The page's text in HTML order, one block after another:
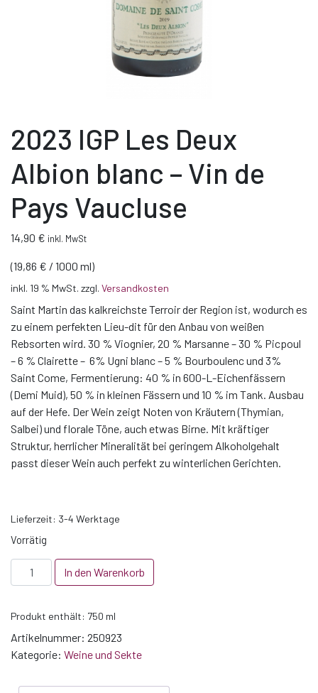
2023 IGP Les Deux
Albion blanc – Vin de
Pays Vaucluse
14,90 € inkl. MwSt
(19,86 € / 1000 ml)
inkl. 19 % MwSt. zzgl. Versandkosten
Saint Martin das kalkreichste Terroir der Region ist, wodurch es
zu einem perfekten Lieu-dit für den Anbau von weißen
Rebsorten wird. 30 % Viognier, 20 % Marsanne – 30 % Picpoul
– 6 % Clairette – 6% Ugni blanc – 5 % Bourboulenc und 3%
Saint Come, Fermentierung: 40 % in 600-L-Eichenfässern
(Demi Muid), 50 % in kleinen Fässern und 10 % im Tank. Ausbau
auf der Hefe. Der Wein zeigt Noten von Kräutern (Thymian,
Salbei) und florale Töne, auch etwas Birne. Mit kräftiger
Struktur, herrlicher Mineralität bei geringem Alkoholgehalt
passt dieser Wein auch perfekt zu winterlichen Gerichten.
Lieferzeit: 3-4 Werktage
Vorrätig
2023
IGP
Deux
Albion
blanc
Vin
In den Warenkorb
Produkt enthält: 750 ml
Artikelnummer: 250923
Kategorie: Weine und Sekte